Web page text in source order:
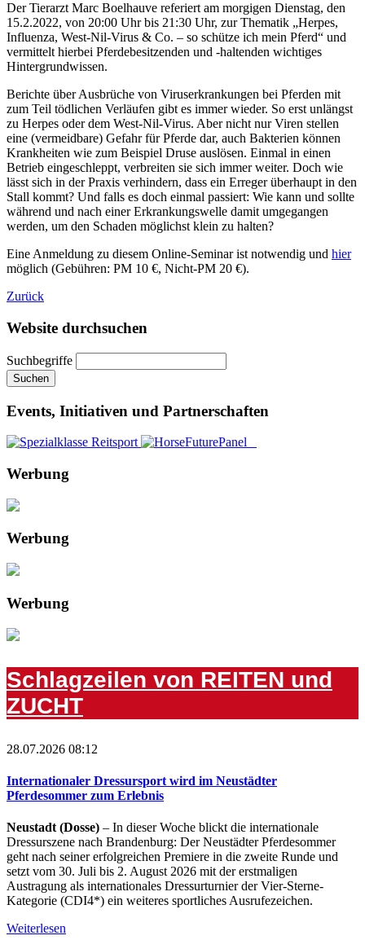
Der Tierarzt Marc Boelhauve referiert am morgigen Dienstag, den
15.2.2022, von 20:00 Uhr bis 21:30 Uhr, zur Thematik „Herpes,
Influenza, West-Nil-Virus & Co. – so schütze ich mein Pferd“ und
vermittelt hierbei Pferdebesitzenden und -haltenden wichtiges
Hintergrundwissen.
Berichte über Ausbrüche von Viruserkrankungen bei Pferden mit
zum Teil tödlichen Verläufen gibt es immer wieder. So erst unlängst
zu Herpes oder dem West-Nil-Virus. Aber nicht nur Viren stellen
eine (vermeidbare) Gefahr für Pferde dar, auch Bakterien können
Krankheiten wie zum Beispiel Druse auslösen. Einmal in einen
Betrieb eingeschleppt, verbreiten sie sich immer weiter. Doch wie
lässt sich in der Praxis verhindern, dass ein Erreger überhaupt in den
Stall kommt? Und falls es doch einmal passiert: Wie kann und sollte
während und nach einer Erkrankungswelle damit umgegangen
werden, um den Schaden möglichst klein zu halten?
Eine Anmeldung zu diesem Online-Seminar ist notwendig und hier
möglich (Gebühren: PM 10 €, Nicht-PM 20 €).
Zurück
Website durchsuchen
Suchbegriffe
Suchen
Events, Initiativen und Partnerschaften
Werbung
Werbung
Werbung
Schlagzeilen von REITEN und
ZUCHT
28.07.2026 08:12
Internationaler Dressursport wird im Neustädter
Pferdesommer zum Erlebnis
Neustadt (Dosse) – In dieser Woche blickt die internationale
Dressurszene nach Brandenburg: Der Neustädter Pferdesommer
geht nach seiner erfolgreichen Premiere in die zweite Runde und
setzt vom 30. Juli bis 2. August 2026 mit der erstmaligen
Austragung als internationales Dressurturnier der Vier-Sterne-
Kategorie (CDI4*) ein weiteres sportliches Ausrufezeichen.
Weiterlesen